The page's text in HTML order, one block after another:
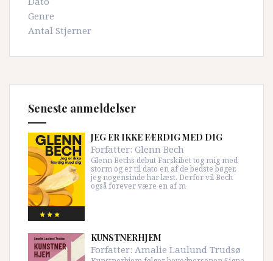
Genre
Antal Stjerner
Seneste anmeldelser
JEG ER IKKE FÆRDIG MED DIG
Forfatter: Glenn Bech
Glenn Bechs debut Farskibet tog mig med
storm og er til dato en af de bedste bøger,
jeg nogensinde har læst. Derfor vil Bech
også forever være en af m
KUNSTNERHJEM
Forfatter: Amalie Laulund Trudsø